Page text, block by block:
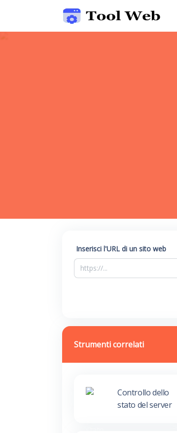
Inserisci l'URL di un sito web
Strumenti correlati
Controllo dello
stato del server